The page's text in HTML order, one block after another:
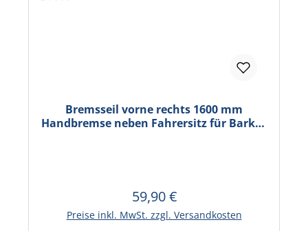
Bremsseil vorne rechts 1600 mm
Handbremse neben Fahrersitz für Barkas
Regulärer Preis:
59,90 €
Preise inkl. MwSt. zzgl. Versandkosten
In den Warenkorb